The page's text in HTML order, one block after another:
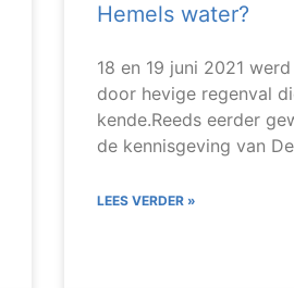
Hemels water?
18 en 19 juni 2021
door hevige regenval
kende.Reeds eerder
de kennisgeving van
LEES VERDER »